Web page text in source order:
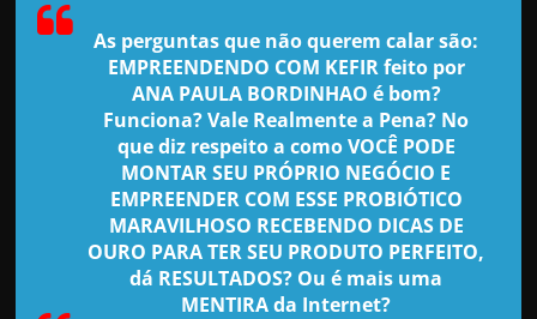
As perguntas que não querem calar são:
EMPREENDENDO COM KEFIR feito por
ANA PAULA BORDINHAO é bom?
Funciona? Vale Realmente a Pena? No
que diz respeito a como VOCÊ PODE
MONTAR SEU PRÓPRIO NEGÓCIO E
EMPREENDER COM ESSE PROBIÓTICO
MARAVILHOSO RECEBENDO DICAS DE
OURO PARA TER SEU PRODUTO PERFEITO,
dá RESULTADOS? Ou é mais uma
MENTIRA da Internet?